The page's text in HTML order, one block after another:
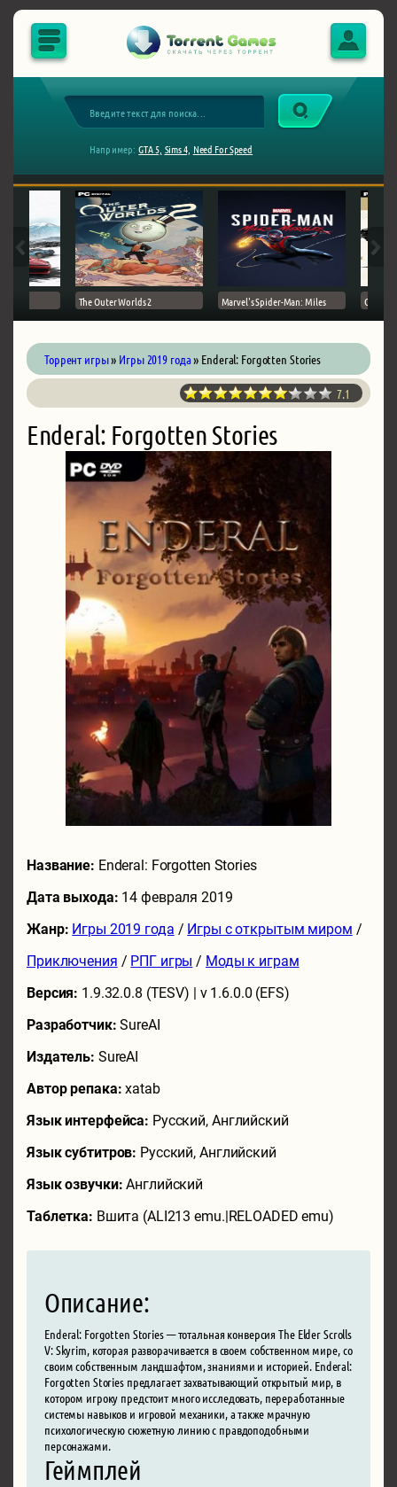
Например: GTA 5, Sims 4, Need For Speed
The Outer Worlds 2 Marvel's Spider-Man: Miles Ghost
Торрент игры» Игры 2019 года» Enderal: Forgotten Stories
7.1
Enderal: Forgotten Stories
Название: Enderal: Forgotten Stories
Дата выхода: 14 февраля 2019
Жанр: Игры 2019 года / Игры с открытым миром /
Приключения / РПГ игры / Моды к играм
Версия: 1.9.32.0.8 (TESV) | v 1.6.0.0 (EFS)
Разработчик:SureAI
Издатель: SureAI
Автор репака:xatab
Язык интерфейса: Русский, Английский
Язык субтитров: Русский, Английский
Язык озвучки:Английский
Таблетка: Вшита (ALI213 emu.|RELOADED emu)
Описание:
Enderal: Forgotten Stories — тотальная конверсия The Elder Scrolls
V: Skyrim, которая разворачивается в своем собственном мире, со
своим собственным ландшафтом, знаниями и историей. Enderal:
Forgotten Stories предлагает захватывающий открытый мир, в
котором игроку предстоит много исследовать, переработанные
системы навыков и игровой механики, а также мрачную
психологическую сюжетную линию с правдоподобными
персонажами.
Геймплей